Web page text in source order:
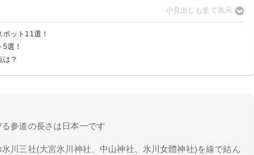
ット11選！
選！
？
参道の長さは日本一です
川三社(大宮氷川神社、中山神社、氷川女體神社)を線で結ん